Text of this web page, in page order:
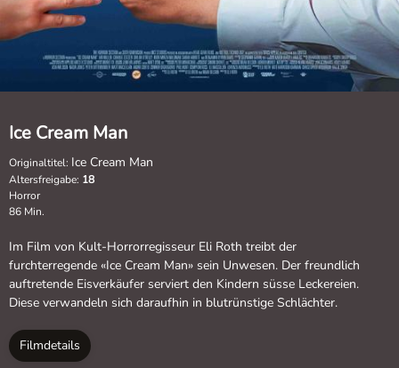
Ice Cream Man
Originaltitel: Ice Cream Man
Altersfreigabe: 18
Horror
86 Min.
Im Film von Kult-Horrorregisseur Eli Roth treibt der
furchterregende «Ice Cream Man» sein Unwesen. Der freundlich
auftretende Eisverkäufer serviert den Kindern süsse Leckereien.
Diese verwandeln sich daraufhin in blutrünstige Schlächter.
Filmdetails